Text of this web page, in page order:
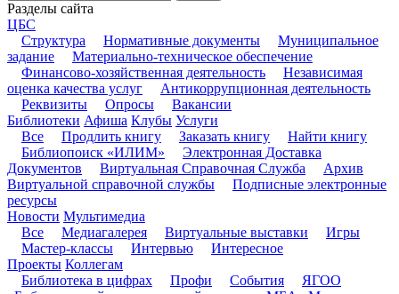
Разделы сайта
ЦБС
Структура
Нормативные документы
Муниципальное
задание
Материально-техническое обеспечение
Финансово-хозяйственная деятельность
Независимая
оценка качества услуг
Антикоррупционная деятельность
Реквизиты
Опросы
Вакансии
Библиотеки Афиша Клубы Услуги
Все
Продлить книгу Заказать книгу
Найти книгу
Библиопоиск «ИЛИМ»
Электронная Доставка
Документов
Виртуальная Справочная Служба
Архив
Виртуальной справочной службы
Подписные электронные
ресурсы
Новости Мультимедиа
Все
Медиагалерея Виртуальные выставки
Игры
Мастер-классы
Интервью
Интересное
Проекты Коллегам
Библиотека в цифрах
Профи События
ЯГОО